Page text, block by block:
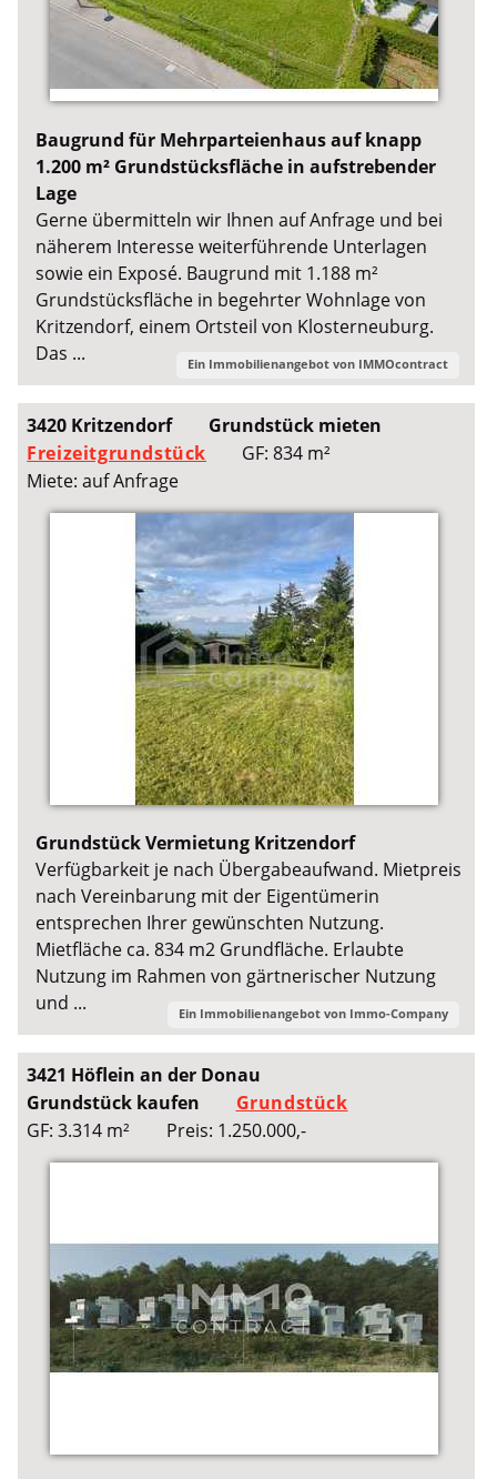
Baugrund für Mehrparteienhaus auf knapp
1.200 m² Grundstücksfläche in aufstrebender
Lage
Gerne übermitteln wir Ihnen auf Anfrage und bei
näherem Interesse weiterführende Unterlagen
sowie ein Exposé. Baugrund mit 1.188 m²
Grundstücksfläche in begehrter Wohnlage von
Kritzendorf, einem Ortsteil von Klosterneuburg.
Das ...
Ein Immobilienangebot von IMMOcontract
3420 Kritzendorf
Grundstück mieten
Freizeitgrundstück
GF: 834 m²
Miete: auf Anfrage
Grundstück Vermietung Kritzendorf
Verfügbarkeit je nach Übergabeaufwand. Mietpreis
nach Vereinbarung mit der Eigentümerin
entsprechen Ihrer gewünschten Nutzung.
Mietfläche ca. 834 m2 Grundfläche. Erlaubte
Nutzung im Rahmen von gärtnerischer Nutzung
und ...
Ein Immobilienangebot von Immo-Company
3421 Höflein an der Donau
Grundstück kaufen
Grundstück
GF: 3.314 m²
Preis: 1.250.000,-